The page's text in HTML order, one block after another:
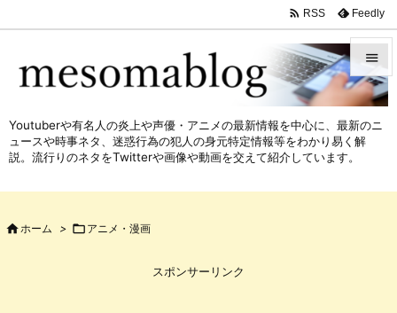



 RSS Feedly
Youtuberや有名人の炎上や声優・アニメの最新情報を中心に、最新のニ
ュースや時事ネタ、迷惑行為の犯人の身元特定情報等をわかり易く解
説。流行りのネタをTwitterや画像や動画を交えて紹介しています。
 ホーム >  アニメ・漫画
スポンサーリンク